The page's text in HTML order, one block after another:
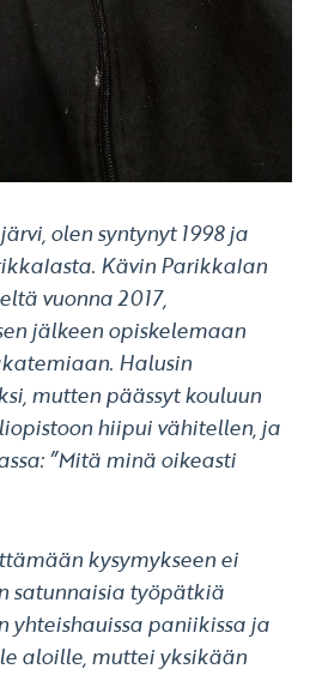
olen syntynyt 1998 ja
Kävin Parikkalan
vuonna 2017,
jälkeen opiskelemaan
Halusin
mutten päässyt kouluun
hiipui vähitellen, ja
”Mitä minä oikeasti
kysymykseen ei
satunnaisia työpätkiä
yhteishauissa paniikissa ja
aloille, muttei yksikään